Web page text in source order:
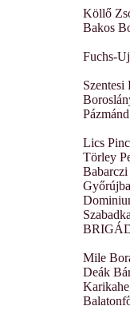
Köllő
Bakos
Fuchs-
Szentesi
Pázmánd
Lics
Törley
Mile
Deák